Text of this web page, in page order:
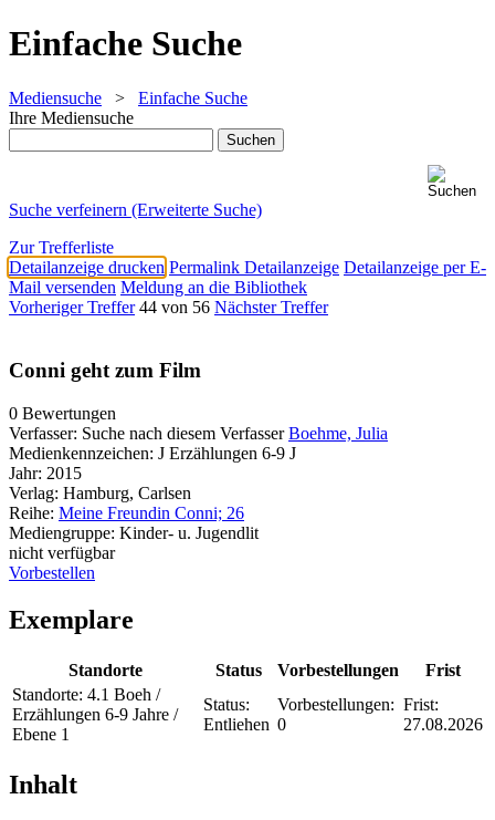
Einfache Suche
Mediensuche > Einfache Suche
Ihre Mediensuche
Suche verfeinern (Erweiterte Suche)
Zur Trefferliste
Detailanzeige drucken Permalink Detailanzeige Detailanzeige per E-
Mail versenden Meldung an die Bibliothek
Vorheriger Treffer 44 von 56 Nächster Treffer
Conni geht zum Film
0 Bewertungen
Verfasser: Suche nach diesem Verfasser Boehme, Julia
Medienkennzeichen: J Erzählungen 6-9 J
Jahr: 2015
Verlag: Hamburg, Carlsen
Reihe: Meine Freundin Conni; 26
Mediengruppe: Kinder- u. Jugendlit
nicht verfügbar
Vorbestellen
Exemplare
Standorte Status Vorbestellungen
Frist
Standorte: 4.1 Boeh /
Erzählungen 6-9 Jahre /
Ebene 1
Status:
Entliehen
Vorbestellungen:
0
Frist:
27.08.2026
Inhalt